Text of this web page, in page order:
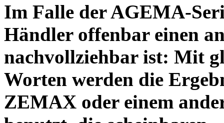
Im Falle der AGEMA-
Händler offenbar einen
nachvollziehbar ist: Mit
Worten werden die
ZEMAX oder einem